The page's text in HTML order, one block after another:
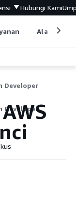
Hubungi Kami
Alat
Developer
Developer